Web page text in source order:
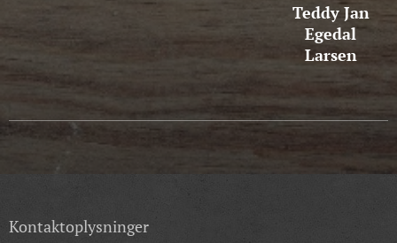
Teddy Jan
Egedal
Larsen
Kontaktoplysninger